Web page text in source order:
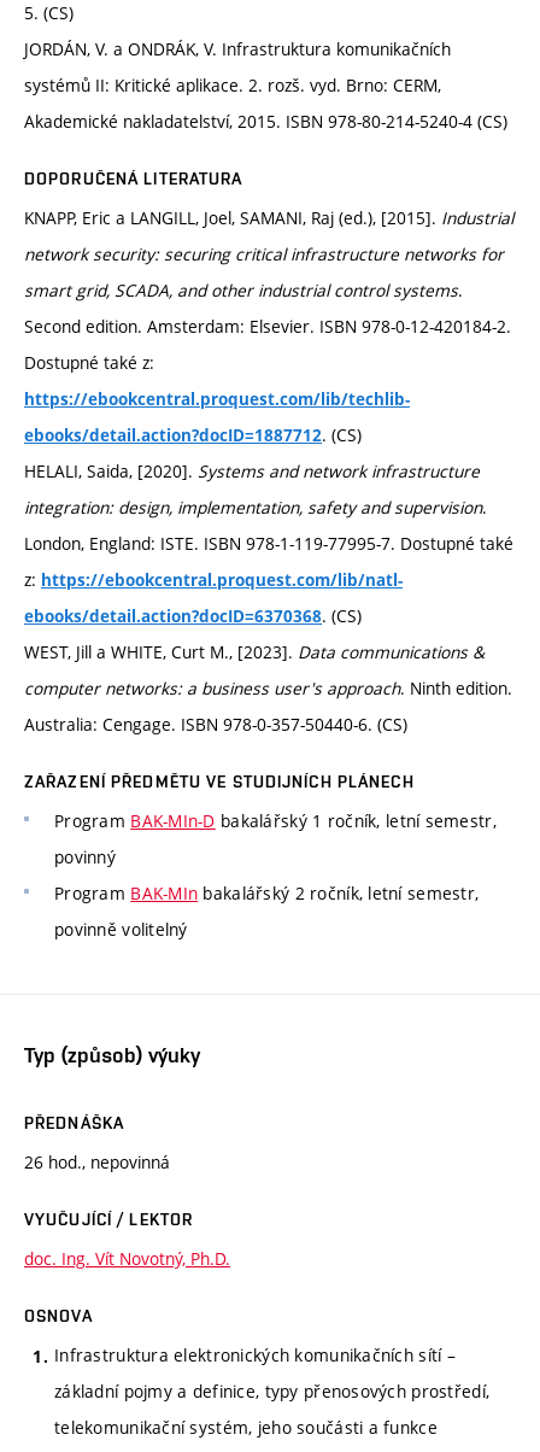
5. (CS)
JORDÁN, V. a ONDRÁK, V. Infrastruktura komunikačních
systémů II: Kritické aplikace. 2. rozš. vyd. Brno: CERM,
Akademické nakladatelství, 2015. ISBN 978-80-214-5240-4 (CS)
DOPORUČENÁ LITERATURA
KNAPP, Eric a LANGILL, Joel, SAMANI, Raj (ed.), [2015]. Industrial
network security: securing critical infrastructure networks for
smart grid, SCADA, and other industrial control systems.
Second edition. Amsterdam: Elsevier. ISBN 978-0-12-420184-2.
Dostupné také z:
https://ebookcentral.proquest.com/lib/techlib-
ebooks/detail.action?docID=1887712. (CS)
HELALI, Saida, [2020]. Systems and network infrastructure
integration: design, implementation, safety and supervision.
London, England: ISTE. ISBN 978-1-119-77995-7. Dostupné také
z: https://ebookcentral.proquest.com/lib/natl-
ebooks/detail.action?docID=6370368. (CS)
WEST, Jill a WHITE, Curt M., [2023]. Data communications &
computer networks: a business user's approach. Ninth edition.
Australia: Cengage. ISBN 978-0-357-50440-6. (CS)
ZAŘAZENÍ PŘEDMĚTU VE STUDIJNÍCH PLÁNECH
Program BAK-MIn-D bakalářský 1 ročník, letní semestr,
povinný
Program BAK-MIn bakalářský 2 ročník, letní semestr,
povinně volitelný
Typ (způsob) výuky
PŘEDNÁŠKA
26 hod., nepovinná
VYUČUJÍCÍ / LEKTOR
doc. Ing. Vít Novotný, Ph.D.
OSNOVA
Infrastruktura elektronických komunikačních sítí –
základní pojmy a definice, typy přenosových prostředí,
telekomunikační systém, jeho součásti a funkce